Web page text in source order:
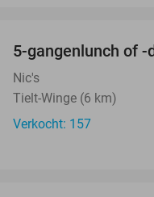
5-gangenlunch of -
Nic's
Tielt-Winge (6 km)
Verkocht: 157